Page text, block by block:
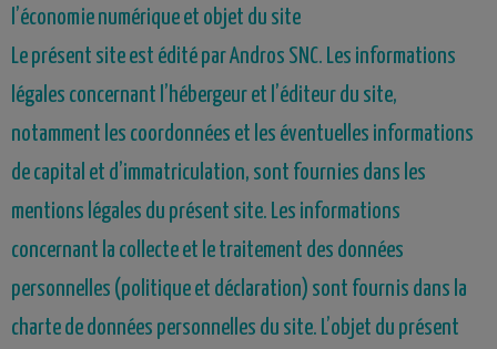
l’économie numérique et objet du site
Le présent site est édité par Andros SNC. Les informations
légales concernant l’hébergeur et l’éditeur du site,
notamment les coordonnées et les éventuelles informations
de capital et d’immatriculation, sont fournies dans les
mentions légales du présent site. Les informations
concernant la collecte et le traitement des données
personnelles (politique et déclaration) sont fournis dans la
charte de données personnelles du site. L’objet du présent